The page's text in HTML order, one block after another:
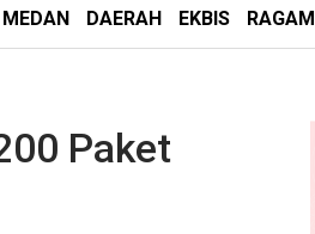
MEDAN DAERAH EKBIS RAGAM
Paket